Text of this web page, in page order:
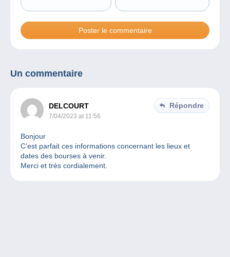
Un commentaire
DELCOURT
7/04/2023 at 11:56
Répondre
Bonjour
C’est parfait ces informations concernant les lieux et
dates des bourses à venir.
Merci et très cordialement.